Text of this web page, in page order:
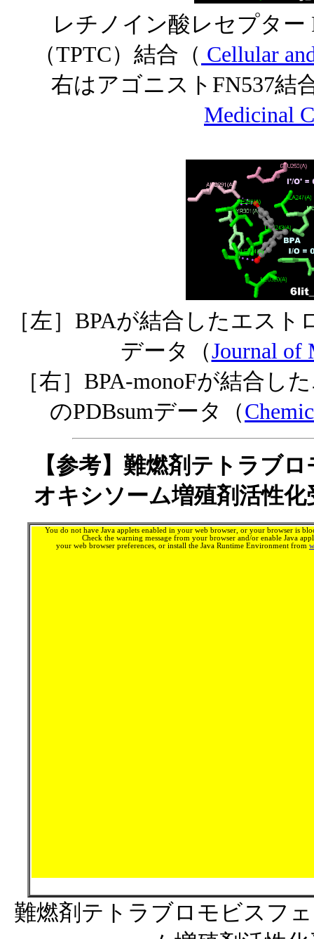
レチノイン酸レセプタ
（TPTC）結合（ Cellular
右はアゴニストFN537結
Medicinal
［左］BPAが結合したエス
データ（Journal of
［右］BPA-monoFが結合
のPDBsumデータ（
【参考】難燃剤テトラブ
オキシソーム増殖剤活性化
You do not have Java applets enabled in your web browser, or your browser is
Check the warning message from your browser and/or enable Java
your web browser preferences, or install the Java Runtime Environment from
難燃剤テトラブロモビスフ